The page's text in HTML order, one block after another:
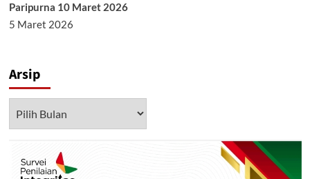
Paripurna 10 Maret 2026
5 Maret 2026
Arsip